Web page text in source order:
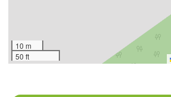
10 m
50 ft